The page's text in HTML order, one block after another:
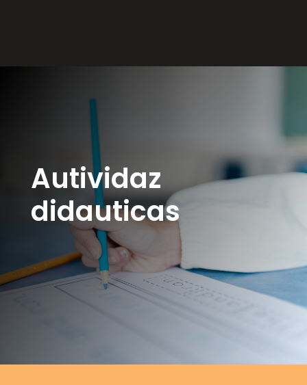
Autividaz
didauticas